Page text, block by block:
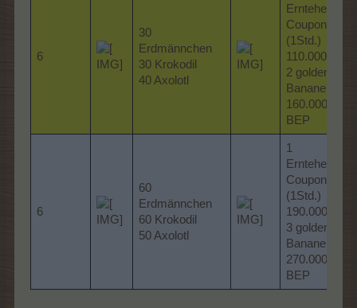
6
30
Erdmännchen
30 Krokodil
40 Axolotl
Erntehelfer-
Coupon
(1Std.)
110.000 MP
2 goldene
Bananen
160.000
BEP
6
60
Erdmännchen
60 Krokodil
50 Axolotl
1
Erntehelfer-
Coupon
(1Std.)
190.000 MP
3 goldene
Bananen
270.000
BEP